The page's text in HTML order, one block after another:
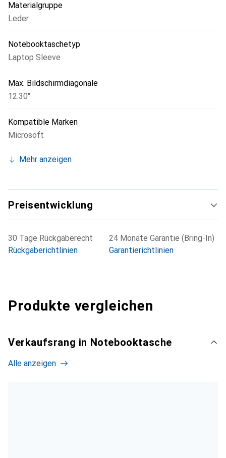
Materialgruppe
Leder
Notebooktaschetyp
Laptop Sleeve
Max. Bildschirmdiagonale
12.30"
Kompatible Marken
Microsoft
Mehr anzeigen
Preisentwicklung
30 Tage Rückgaberecht
Rückgaberichtlinien
24 Monate Garantie (Bring-In)
Garantierichtlinien
Produkte vergleichen
Verkaufsrang in Notebooktasche
Alle anzeigen